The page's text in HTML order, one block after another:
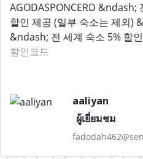
AGODASPONCERD &ndash;
할인 제공 (일부 숙소는 제외)
&ndash; 전 세계 숙소 5% 할
할인코드
aaliyan
ผู้เยี่ยมชม